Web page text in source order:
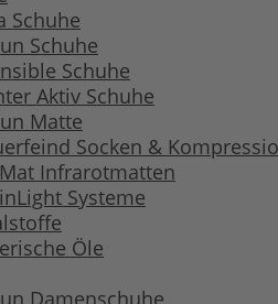
Schuhe
Schuhe
Schuhe
Aktiv Schuhe
Matte
Socken &
Infrarotmatten
Systeme
Öle